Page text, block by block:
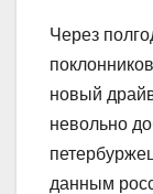
Через
новый
невольно
данным